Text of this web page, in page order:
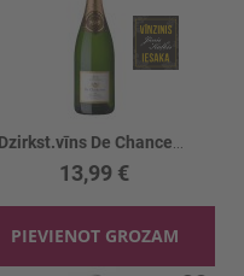
13,99 €
PIEVIENOT GROZAM